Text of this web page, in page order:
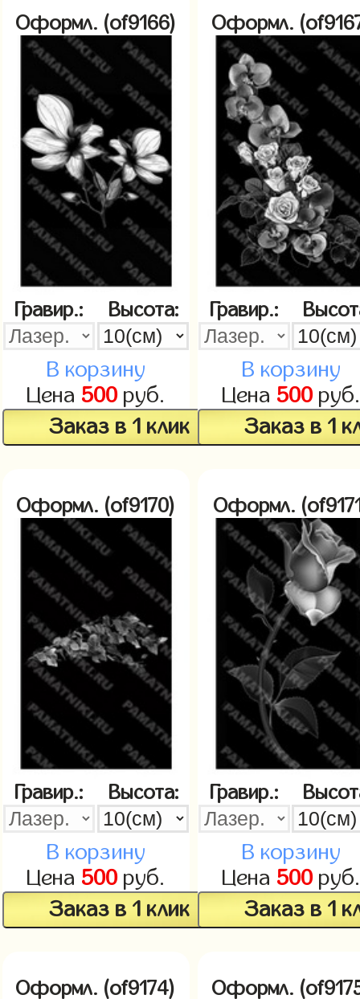
Оформл. (of9166)
Гравир.: Высота:
В корзину
Цена 500руб.
Заказ в 1 клик
Оформл.
Гравир.:
В корзину
Цена 500руб.
Заказ в 1
Оформл. (of9170)
Гравир.: Высота:
В корзину
Цена 500руб.
Заказ в 1 клик
Оформл.
Гравир.:
В корзину
Цена 500руб.
Заказ в 1
Оформл. (of9174) Оформл.